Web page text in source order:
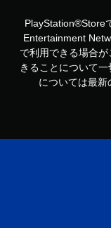
PlayStation®Store
Entertainment
で利用できる場合
きることについて
については最新